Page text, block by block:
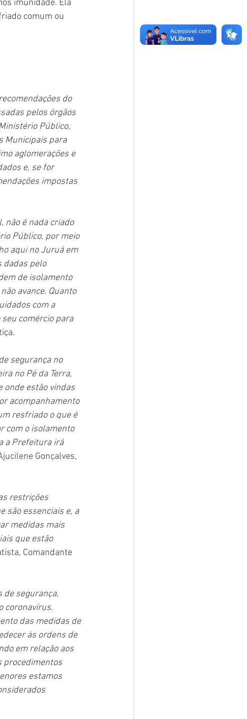
imunidade. Ela
comum ou
do
pelos órgãos
Público,
Municipais para
aglomerações e
e, se for
impostas
não é nada criado
Público, por meio
aqui no Juruá em
dadas pelo
de isolamento
avance. Quanto
com a
comércio para
segurança no
no Pé da Terra,
onde estão vindas
acompanhamento
resfriado o que é
com o isolamento
a Prefeitura irá
Gonçalves,
restrições
são essenciais e, a
medidas mais
que estão
Comandante
de segurança,
coronavírus.
das medidas de
às ordens de
em relação aos
procedimentos
estamos